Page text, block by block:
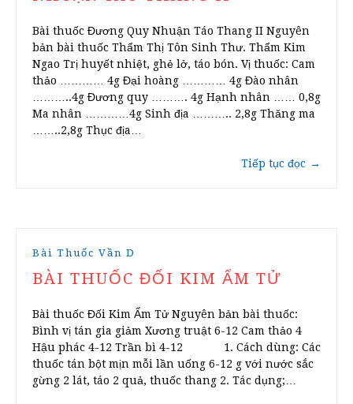
Bài thuốc Đương Quy Nhuận Táo Thang II Nguyên
bản bài thuốc Thẩm Thị Tôn Sinh Thư. Thẩm Kim
Ngao Trị huyết nhiệt, ghẻ lở, táo bón. Vị thuốc: Cam
thảo ………… 4g Đại hoàng ………… 4g Đào nhân
………..4g Đương quy ………. 4g Hạnh nhân …… 0,8g
Ma nhân …………4g Sinh địa ……….. 2,8g Thăng ma
……..2,8g Thục địa…
Tiếp tục đọc →
Bài Thuốc Vần D
BÀI THUỐC ĐỐI KIM ẨM TỬ
Bài thuốc Đối Kim Ẩm Tử Nguyên bản bài thuốc:
Bình vị tán gia giảm Xương truật 6-12 Cam thảo 4
Hậu phác 4-12 Trần bì 4-12 1. Cách dùng: Các
thuốc tán bột mịn mỗi lần uống 6-12 g với nước sắc
gừng 2 lát, táo 2 quả, thuốc thang 2. Tác dụng;…